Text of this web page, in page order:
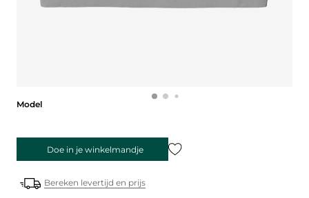
Model
Doe in je winkelmandje
Bereken levertijd en prijs